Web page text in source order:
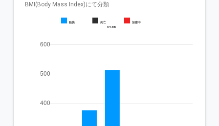
BMI(Body Mass Index)にて分類
軽快 死亡
加療中